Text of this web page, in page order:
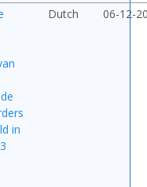
in
Dutch 06-12-